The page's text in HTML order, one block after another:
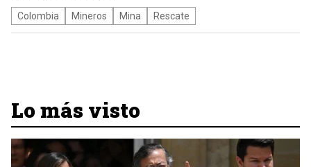
Colombia Mineros Mina Rescate
Lo más visto